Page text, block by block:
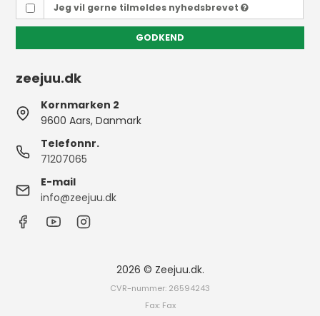
Jeg vil gerne tilmeldes nyhedsbrevet
GODKEND
zeejuu.dk
Kornmarken 2
9600 Aars, Danmark
Telefonnr.
71207065
E-mail
info@zeejuu.dk
2026 © Zeejuu.dk.
CVR-nummer: 26594243
Fax: Fax